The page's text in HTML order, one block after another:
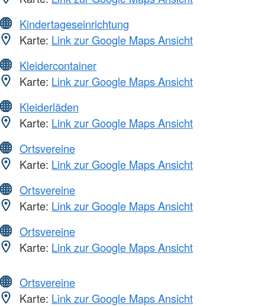
Kindertageseinrichtung
Karte: Link zur Google Maps Ansicht
Kleidercontainer
Karte: Link zur Google Maps Ansicht
Kleiderläden
Karte: Link zur Google Maps Ansicht
Ortsvereine
Karte: Link zur Google Maps Ansicht
Ortsvereine
Karte: Link zur Google Maps Ansicht
Ortsvereine
Karte: Link zur Google Maps Ansicht
Ortsvereine
Karte: Link zur Google Maps Ansicht